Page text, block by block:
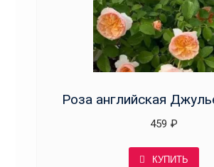
Роза английская
459 ₽
КУПИТЬ